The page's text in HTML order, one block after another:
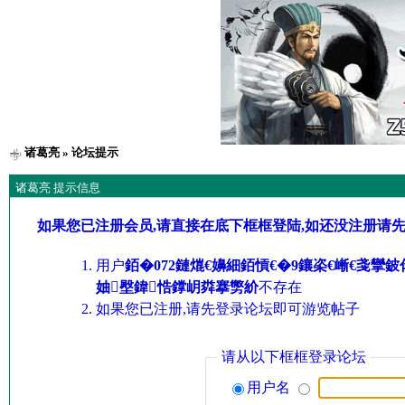
诸葛亮» 论坛提示
诸葛亮 提示信息
如果您已注册会员,请直接在底下框框登陆,如还没注册请
用户銆�072鏈熴€嬶細銆愩€�9鑲栥€嶃€戔攣
妯壂鍏悎鐣岄粦搴勶紒不存在
如果您已注册,请先登录论坛即可游览帖子
请从以下框框登录论坛
用户名